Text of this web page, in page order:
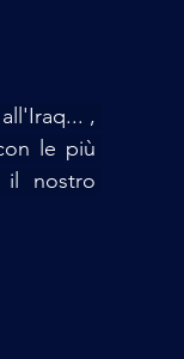
,
le più
il nostro